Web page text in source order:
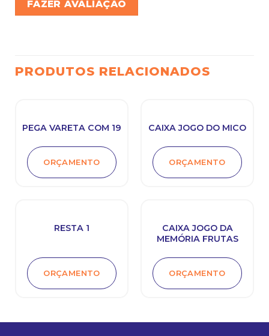
PRODUTOS RELACIONADOS
PEGA VARETA COM 19
ORÇAMENTO
CAIXA JOGO DO MICO
ORÇAMENTO
RESTA 1
ORÇAMENTO
CAIXA JOGO DA
MEMÓRIA FRUTAS
ORÇAMENTO